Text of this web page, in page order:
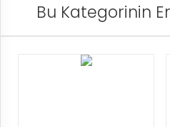
Bu Kategorinin